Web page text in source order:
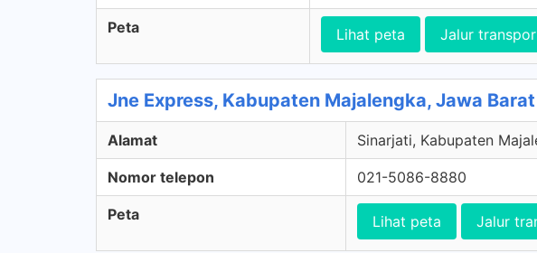
Peta Lihat peta Jalur
Jne Express, Kabupaten Majalengka, Jawa Barat
Alamat Sinarjati, Kabupaten
Nomor telepon 021-5086-8880
Peta Lihat peta Jalur